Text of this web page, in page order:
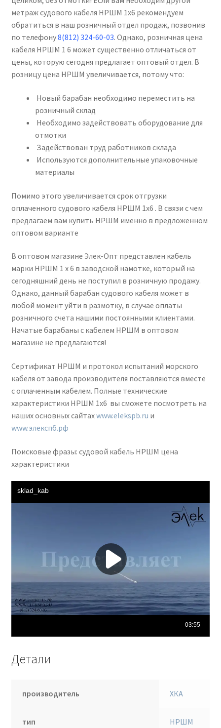
метраж судового кабеля НРШМ 1х6 рекомендуем
обратиться в наш розничный отдел продаж, позвонив
по телефону8(812) 324-60-03. Однако, розничная цена
кабеля НРШМ 1 6 может существенно отличаться от
цены, которую сегодня предлагает оптовый отдел. В
розницу цена НРШМ увеличивается, потому что:
Новый барабан необходимо переместить на
розничный склад
Необходимо задействовать оборудование для
отмотки
Задействован труд работников склада
Используются дополнительные упаковочные
материалы
Помимо этого увеличивается срок отгрузки
оплаченного судового кабеля НРШМ 1х6 . В связи с чем
предлагаем вам купить НРШМ именно в предложенном
оптовом варианте
В оптовом магазине Элек-Опт представлен кабель
марки НРШМ 1 х 6 в заводской намотке, который на
сегодняшний день не поступил в розничную продажу.
Однако, данный барабан судового кабеля может в
любой момент уйти в размотку, в случае оплаты
розничного счета нашими постоянными клиентами.
Начатые барабаны с кабелем НРШМ в оптовом
магазине не предлагаются!
Сертификат НРШМ и протокол испытаний морского
кабеля от завода производителя поставляются вместе
с оплаченным кабелем. Полные технические
характеристики НРШМ 1х6 вы сможете посмотреть на
наших основных сайтахwww.elekspb.ru и
www.элекспб.рф
Поисковые фразы: судовой кабель НРШМ цена
характеристики
Детали
производитель ХКА
тип НРШМ